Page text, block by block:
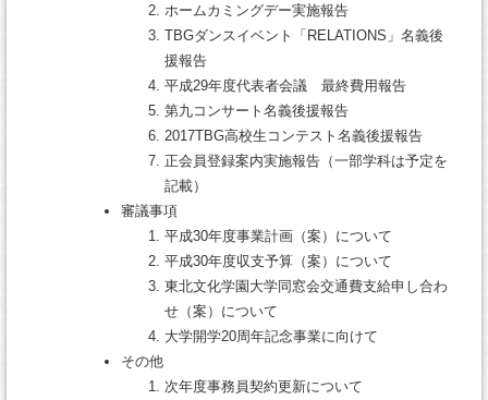
ホームカミングデー実施報告
TBGダンスイベント「RELATIONS」名義後
援報告
平成29年度代表者会議 最終費用報告
第九コンサート名義後援報告
2017TBG高校生コンテスト名義後援報告
正会員登録案内実施報告（一部学科は予定を
記載）
審議事項
平成30年度事業計画（案）について
平成30年度収支予算（案）について
東北文化学園大学同窓会交通費支給申し合わ
せ（案）について
大学開学20周年記念事業に向けて
その他
次年度事務員契約更新について